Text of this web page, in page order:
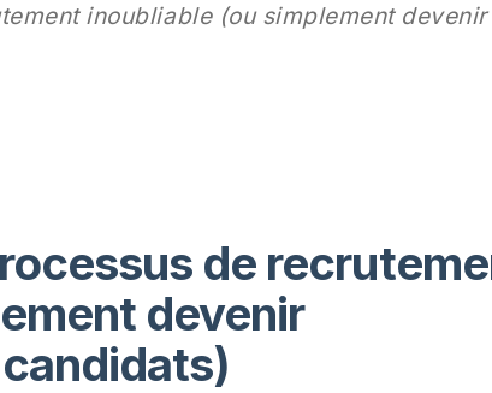
inoubliable (ou simplement
de
devenir